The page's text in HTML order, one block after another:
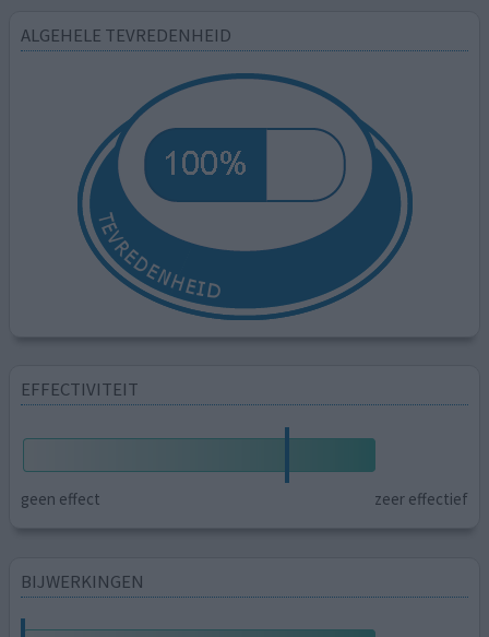
ALGEHELE TEVREDENHEID
EFFECTIVITEIT
geen effect zeer effectief
BIJWERKINGEN